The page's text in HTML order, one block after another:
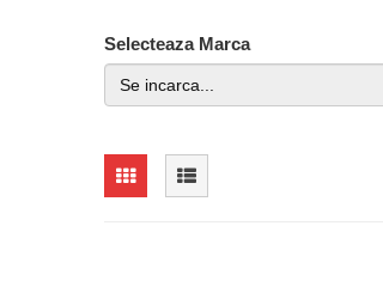
Selecteaza Marca